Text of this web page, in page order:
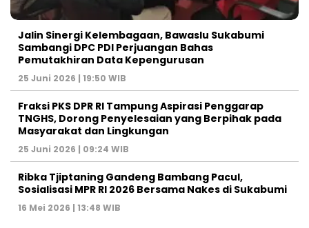
Jalin Sinergi Kelembagaan, Bawaslu Sukabumi
Sambangi DPC PDI Perjuangan Bahas
Pemutakhiran Data Kepengurusan
25 Juni 2026 | 19:50 WIB
‎Fraksi PKS DPR RI Tampung Aspirasi Penggarap
TNGHS, Dorong Penyelesaian yang Berpihak pada
Masyarakat dan Lingkungan‎
25 Juni 2026 | 09:24 WIB
Ribka Tjiptaning Gandeng Bambang Pacul,
Sosialisasi MPR RI 2026 Bersama Nakes di Sukabumi
16 Mei 2026 | 13:48 WIB